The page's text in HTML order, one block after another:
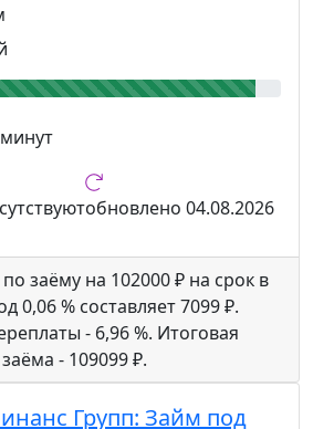
обновлено 04.08.2026
заёму на 102000 ₽ на срок в
0,06 % составляет 7099 ₽.
- 6,96 %. Итоговая
- 109099 ₽.
Групп: Займ под